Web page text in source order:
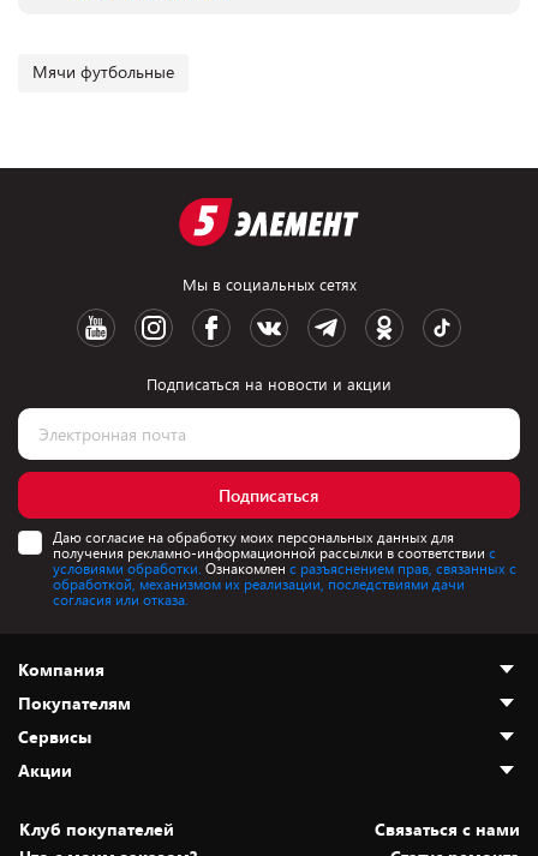
Мячи футбольные
Мы в социальных сетях
Подписаться на новости и акции
Подписаться
Даю согласие на обработку моих персональных данных для
получения рекламно-информационной рассылки в соответствии с
условиями обработки. Ознакомлен с разъяснением прав, связанных с
обработкой, механизмом их реализации, последствиями дачи
согласия или отказа.
Компания
О нас
Адреса магазинов
Новости
Статьи и обзоры
Вакансии
Покупателям
Как сделать заказ
Оплата и доставка
Безналичный расчёт
Обмен и возврат товара
Сервисы
Установка техники
Акции
Скидки и промокоды
Клуб покупателей
Cвязаться с нами